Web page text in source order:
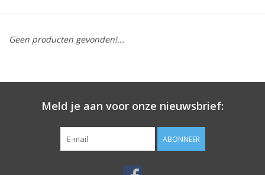
Geen producten gevonden!...
Meld je aan voor onze nieuwsbrief:
ABONNEER